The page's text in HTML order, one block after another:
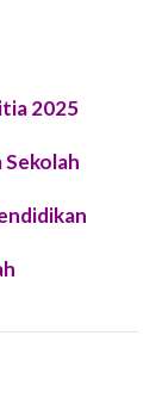
2025